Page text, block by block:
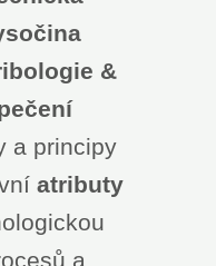
&
a principy
atributy
a